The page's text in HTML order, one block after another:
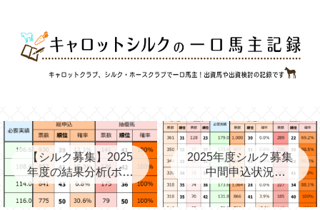
【シルク募集】2025
年度の結果分析(ボー
ダー、確率、昨年度
との比較など)
2025年度シルク募集
中間申込状況
②(08/06)と昨年の中
間③→最終